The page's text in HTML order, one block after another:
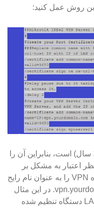
روش عمل کنید:
انقضای پیش فرض کلیدها، 365 روز (1 سال) است، بنابراین آن را
از نظر اعتبار به مشکل بر
نخورید. آدرس DNS شرکت ارائه دهنده VPN را به عنوان نام رایج
تنظیم کنید. به عنوان مثال: vpn.yourdomain.com. در این مثال
CA-Crl-Host به عنوان آدرس آی‌پی LAN دستگاه تنظیم شده